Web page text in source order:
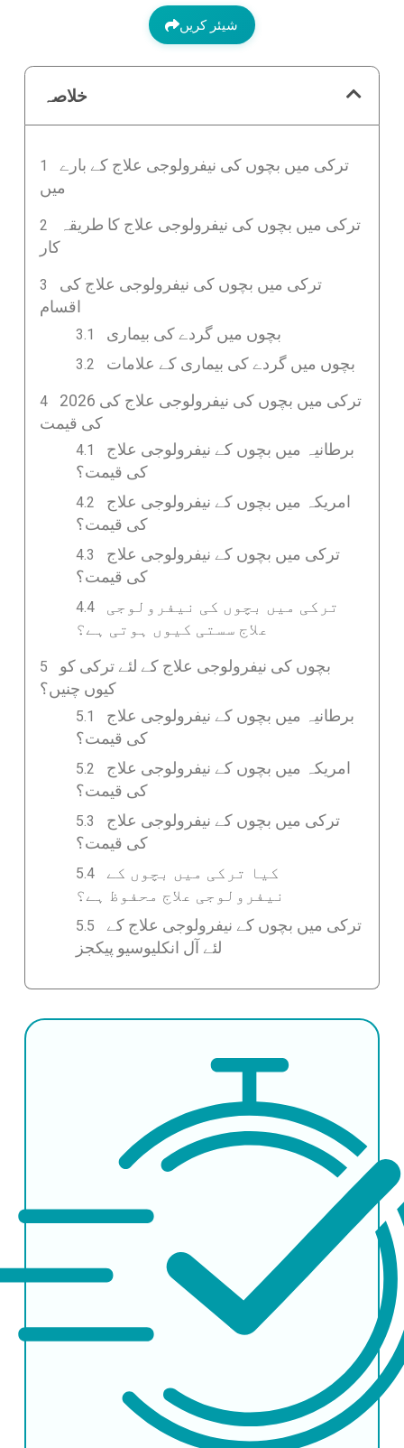
شیئر کریں
خلاصہ
ترکی میں بچوں کی نیفرولوجی علاج کے بارے
میں
ترکی میں بچوں کی نیفرولوجی علاج کا طریقہ
کار
ترکی میں بچوں کی نیفرولوجی علاج کی
اقسام
بچوں میں گردے کی بیماری
بچوں میں گردے کی بیماری کے علامات
ترکی میں بچوں کی نیفرولوجی علاج کی 2026
کی قیمت
برطانیہ میں بچوں کے نیفرولوجی علاج
کی قیمت؟
امریکہ میں بچوں کے نیفرولوجی علاج
کی قیمت؟
ترکی میں بچوں کے نیفرولوجی علاج
کی قیمت؟
ترکی میں بچوں کی نیفرولوجی
علاج سستی کیوں ہوتی ہے؟
بچوں کی نیفرولوجی علاج کے لئے ترکی کو
کیوں چنیں؟
برطانیہ میں بچوں کے نیفرولوجی علاج
کی قیمت؟
امریکہ میں بچوں کے نیفرولوجی علاج
کی قیمت؟
ترکی میں بچوں کے نیفرولوجی علاج
کی قیمت؟
کیا ترکی میں بچوں کے
نیفرولوجی علاج محفوظ ہے؟
ترکی میں بچوں کے نیفرولوجی علاج کے
لئے آل انکلیوسیو پیکجز